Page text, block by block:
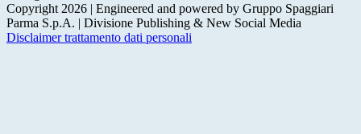
Copyright 2026 | Engineered and powered by Gruppo Spaggiari
Parma S.p.A. | Divisione Publishing & New Social Media
Disclaimer trattamento dati personali